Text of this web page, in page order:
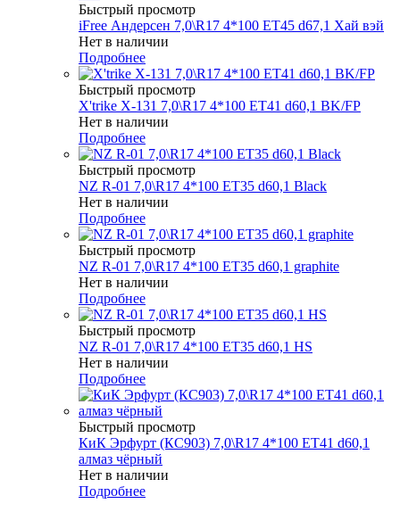
Быстрый просмотр
iFree Андерсен 7,0\R17 4*100 ET45 d67,1 Хай вэй
Нет в наличии
Подробнее
Быстрый просмотр
X'trike X-131 7,0\R17 4*100 ET41 d60,1 BK/FP
Нет в наличии
Подробнее
Быстрый просмотр
NZ R-01 7,0\R17 4*100 ET35 d60,1 Black
Нет в наличии
Подробнее
Быстрый просмотр
NZ R-01 7,0\R17 4*100 ET35 d60,1 graphite
Нет в наличии
Подробнее
Быстрый просмотр
NZ R-01 7,0\R17 4*100 ET35 d60,1 HS
Нет в наличии
Подробнее
Быстрый просмотр
КиК Эрфурт (КС903) 7,0\R17 4*100 ET41 d60,1
алмаз чёрный
Нет в наличии
Подробнее